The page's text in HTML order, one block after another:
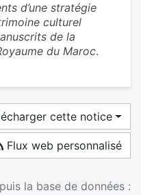
d’une stratégie
culturel
de la
du Maroc.
cette notice
Flux web personnalisé
la base de données :